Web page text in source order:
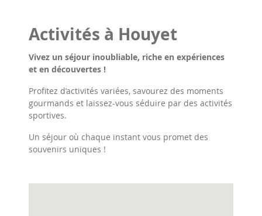
Activités à Houyet
Vivez un séjour inoubliable, riche en expériences
et en découvertes !
Profitez d’activités variées, savourez des moments
gourmands et laissez-vous séduire par des activités
sportives.
Un séjour où chaque instant vous promet des
souvenirs uniques !